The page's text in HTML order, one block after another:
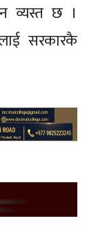
व्यस्त छ ।
सरकारकै